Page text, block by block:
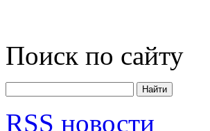
Поиск по сайту
RSS новости